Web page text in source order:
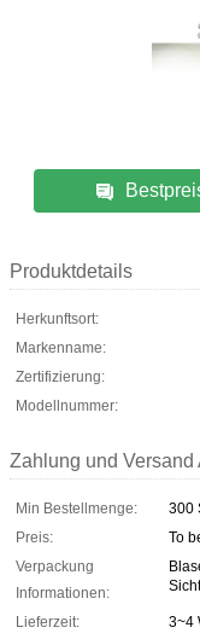
Produktdetails
Herkunftsort:
Markenname:
Zertifizierung:
Modellnummer:
Zahlung und Versand
Min Bestellmenge:
300
Preis:
To
Verpackung
Informationen:
Lieferzeit:
3~4